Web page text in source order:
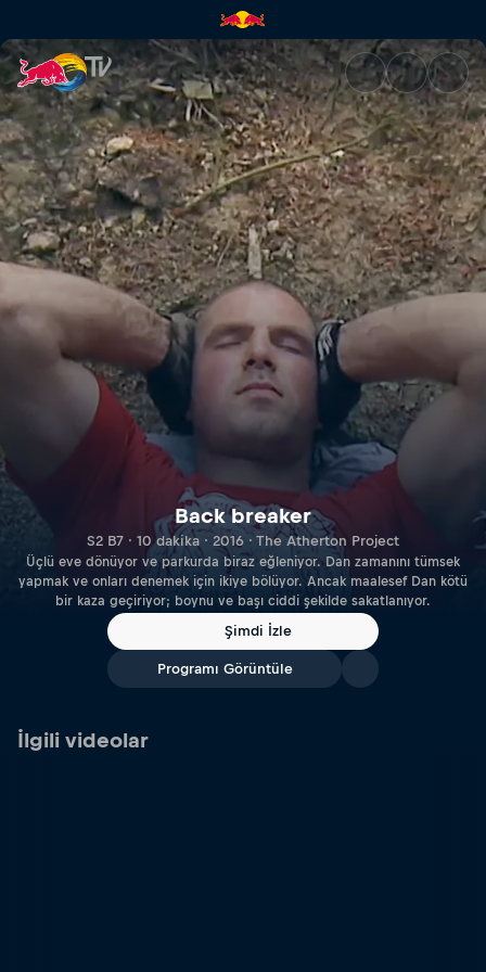
Back breaker | Red Bull TV
Back breaker
S2 B7 · 10 dakika · 2016 · The Atherton Project
Üçlü eve dönüyor ve parkurda biraz eğleniyor. Dan zamanını tümsek
yapmak ve onları denemek için ikiye bölüyor. Ancak maalesef Dan kötü
bir kaza geçiriyor; boynu ve başı ciddi şekilde sakatlanıyor.
Şimdi İzle
Programı Görüntüle
İlgili videolar